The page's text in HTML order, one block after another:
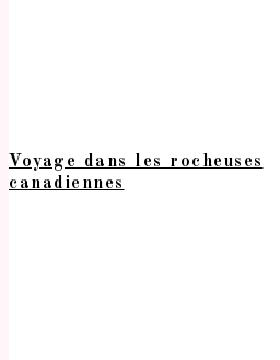
Voyage dans les rocheuses
canadiennes